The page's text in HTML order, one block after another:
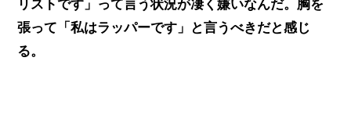
張って「私はラッパーです」と言うべきだと感じ
る。